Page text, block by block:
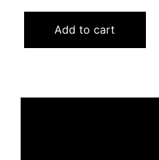
Add to cart